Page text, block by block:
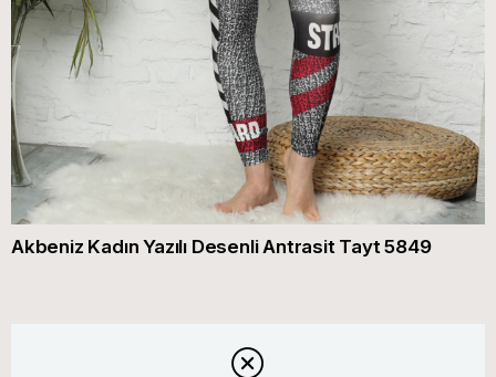
Akbeniz Kadın Yazılı Desenli Antrasit Tayt 5849